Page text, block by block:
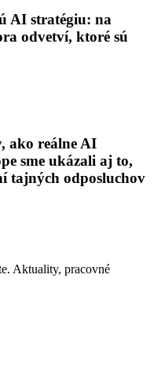
AI stratégiu: na
odvetví, ktoré sú
ako reálne AI
sme ukázali aj to,
tajných odposluchov
Aktuality, pracovné